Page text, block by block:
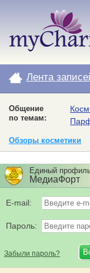
Лента
Общение
по темам:
Обзоры косметики
Единый
МедиаФорт
E-mail:
Пароль:
Забыли пароль?